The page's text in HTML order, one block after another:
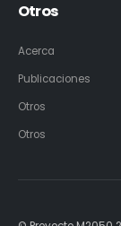
Otros
Acerca
Publicaciones
Otros
Otros